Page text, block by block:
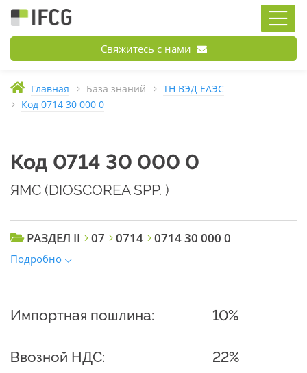
Свяжитесь с нами
Главная База знаний
ТН ВЭД ЕАЭС
Код 0714 30 000 0
Код 0714 30 000 0
ЯМС (DIOSCOREA SPP. )
РАЗДЕЛ II 07 0714 0714 30 000 0
Подробно
Импортная пошлина: 10%
Ввозной НДС: 22%